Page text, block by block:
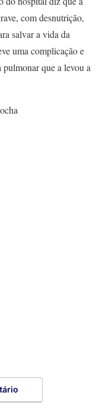
com desnutrição,
salvar a vida da
uma complicação e
que a levou a